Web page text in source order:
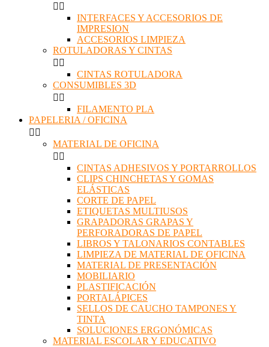
 
INTERFACES Y ACCESORIOS DE
IMPRESION
ACCESORIOS LIMPIEZA
ROTULADORAS Y CINTAS
 
CINTAS ROTULADORA
CONSUMIBLES 3D
 
FILAMENTO PLA
PAPELERIA / OFICINA
 
MATERIAL DE OFICINA
 
CINTAS ADHESIVOS Y PORTARROLLOS
CLIPS CHINCHETAS Y GOMAS
ELÁSTICAS
CORTE DE PAPEL
ETIQUETAS MULTIUSOS
GRAPADORAS GRAPAS Y
PERFORADORAS DE PAPEL
LIBROS Y TALONARIOS CONTABLES
LIMPIEZA DE MATERIAL DE OFICINA
MATERIAL DE PRESENTACIÓN
MOBILIARIO
PLASTIFICACIÓN
PORTALÁPICES
SELLOS DE CAUCHO TAMPONES Y
TINTA
SOLUCIONES ERGONÓMICAS
MATERIAL ESCOLAR Y EDUCATIVO